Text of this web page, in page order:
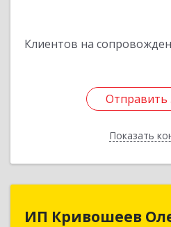
Клиентов на
Отправить
Показать
Отправить
Назад
ИП Кривошеев